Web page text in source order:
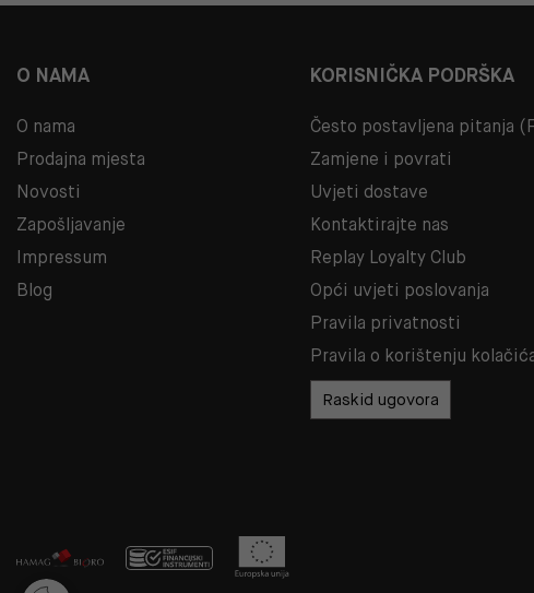
O NAMA
O nama
Prodajna mjesta
Novosti
Zapošljavanje
Impressum
Blog
KORISNIČKA PODRŠKA
Često postavljena pitanja
Zamjene i povrati
Uvjeti dostave
Kontaktirajte nas
Replay Loyalty Club
Opći uvjeti poslovanja
Pravila privatnosti
Pravila o korištenju
Raskid ugovora